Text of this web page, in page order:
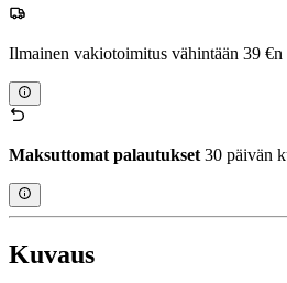
Ilmainen vakiotoimitus vähintään 39
Maksuttomat palautukset 30 päivän
Kuvaus